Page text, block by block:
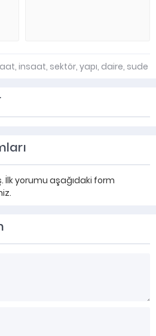
, insaat, sektör, yapı, daire, sude
İlk yorumu aşağıdaki form